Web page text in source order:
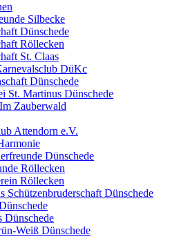
Silbecke
Dünschede
Röllecken
St. Claas
DüKc
Dünschede
St. Martinus Dünschede
Zauberwald
Attendorn e.V.
Dünschede
Röllecken
Röllecken
Schützenbruderschaft Dünschede
Dünschede
Weiß Dünschede